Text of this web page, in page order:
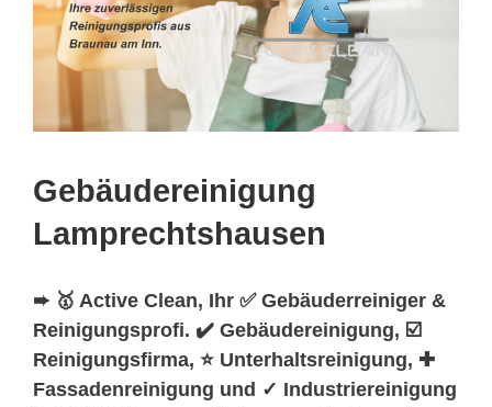
Gebäudereinigung
Lamprechtshausen
➨ 🥇 Active Clean, Ihr ✅ Gebäuderreiniger &
Reinigungsprofi. ✔️ Gebäudereinigung, ☑️
Reinigungsfirma, ⭐ Unterhaltsreinigung, ✚
Fassadenreinigung und ✓ Industriereinigung